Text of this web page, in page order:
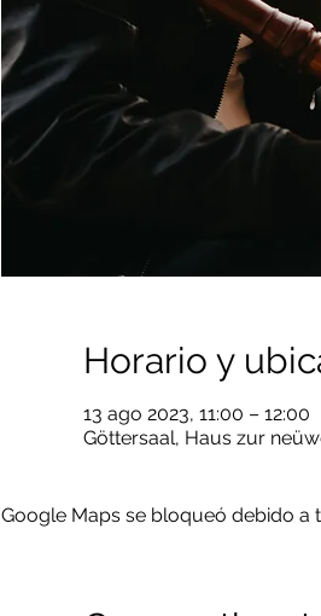
Horario y
13 ago 2023, 11:00 – 12:00
Göttersaal, Haus zur
Google Maps se bloqueó debido a